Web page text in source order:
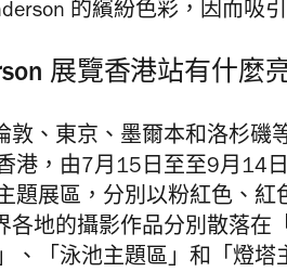
的繽紛色彩，因而吸
展覽香港站有什麼
敦、東京、墨爾本和洛杉
港，由7月15日至至9月14
題展區，分別以粉紅色、紅
各地的攝影作品分別散落在
、「泳池主題區」和「燈塔